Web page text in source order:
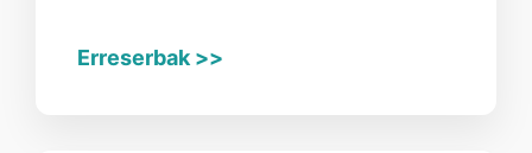
Erreserbak >>